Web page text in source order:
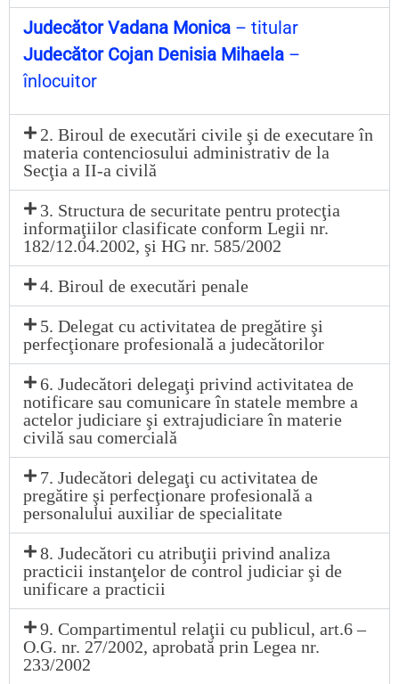
Adrian Octavian-
Adina Cătălina
Ioana Luciana
Petronela Mihaela
Ionel-Iulian
Ferenţ Marius
Grumeza Salomeea
Lupu Carmen Nicoleta -
Macovei Loredana-Andreea
Neagu Ina Gabriela
Verde Ana-Dadiana
Vîngă Cristina
Mengoni Silvia
Pîrjol Năstase Doru Octavian
Ştefănescu Cezar
Vadana Monica
Drilea Ioana Adriana
Fodor Cristina Alina
Marcu Daniela
Politic Mădălina Elena
Iordan Iuliana
Nimineț Brîndușa
Pătraşc-Bălan Ionela-Diana
Petrescu Ioan
Șotrocan Ionela
Ştefănică Lenuța
Timofte Alina Elena
Vişan Magda
Judecător Vadana Monica – titular
Judecător Cojan Denisia Mihaela –
înlocuitor
2. Biroul de executări civile şi de executare în
materia contenciosului administrativ de la
Secţia a II-a civilă
3. Structura de securitate pentru protecţia
informaţiilor clasificate conform Legii nr.
182/12.04.2002, şi HG nr. 585/2002
4. Biroul de executări penale
5. Delegat cu activitatea de pregătire şi
perfecţionare profesională a judecătorilor
6. Judecători delegaţi privind activitatea de
notificare sau comunicare în statele membre a
actelor judiciare şi extrajudiciare în materie
civilă sau comercială
7. Judecători delegaţi cu activitatea de
pregătire şi perfecţionare profesională a
personalului auxiliar de specialitate
8. Judecători cu atribuţii privind analiza
practicii instanţelor de control judiciar şi de
unificare a practicii
9. Compartimentul relaţii cu publicul, art.6 –
O.G. nr. 27/2002, aprobată prin Legea nr.
233/2002